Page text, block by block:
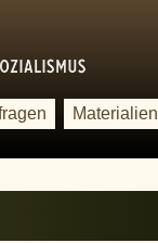
Materialien